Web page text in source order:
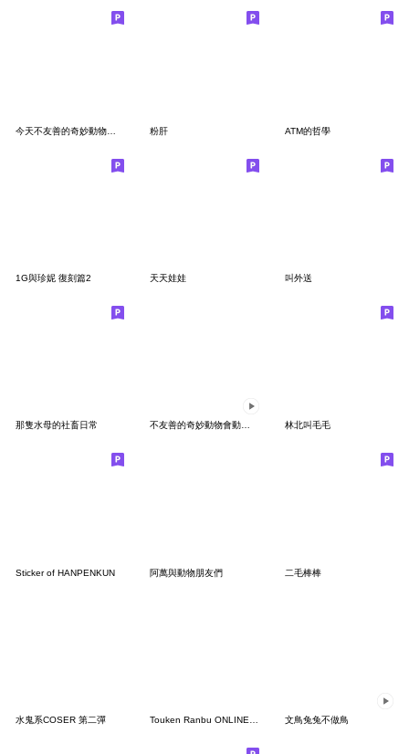
粉肝 ATM的哲學
1G與珍妮 復刻篇2 天天娃娃 叫外送
那隻水母的社畜日常 不友善的奇妙動物會動了5.0！ 林北叫毛毛
Sticker of HANPENKUN 阿萬與動物朋友們 二毛棒棒
水鬼系COSER 第二彈 文鳥兔兔不做鳥